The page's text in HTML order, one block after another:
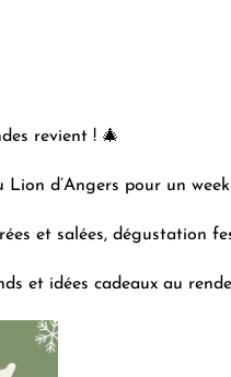
revient ! 🎄
d’Angers pour un
et salées, dégustation
et idées cadeaux au